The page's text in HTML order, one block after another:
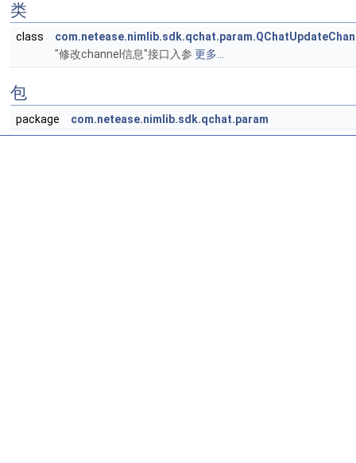
类
class
"修改channel信息"接口入参 更多...
包
package com.netease.nimlib.sdk.qchat.param